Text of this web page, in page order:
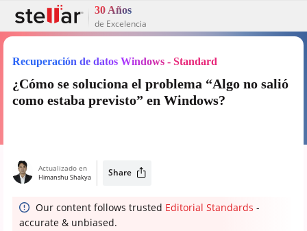
30 Años
de Excelencia
Recuperación de datos Windows - Standard
¿Cómo se soluciona el problema “Algo no salió
como estaba previsto” en Windows?
Actualizado en
Himanshu Shakya Share
Our content follows trusted Editorial Standards -
accurate & unbiased.